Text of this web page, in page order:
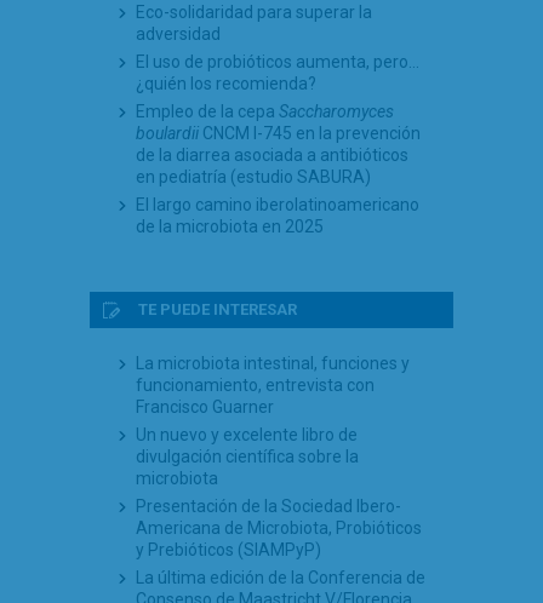
Eco-solidaridad para superar la
adversidad
El uso de probióticos aumenta, pero…
¿quién los recomienda?
Empleo de la cepa Saccharomyces
boulardii CNCM I-745 en la prevención
de la diarrea asociada a antibióticos
en pediatría (estudio SABURA)
El largo camino iberolatinoamericano
de la microbiota en 2025
TE PUEDE INTERESAR
La microbiota intestinal, funciones y
funcionamiento, entrevista con
Francisco Guarner
Un nuevo y excelente libro de
divulgación científica sobre la
microbiota
Presentación de la Sociedad Ibero-
Americana de Microbiota, Probióticos
y Prebióticos (SIAMPyP)
La última edición de la Conferencia de